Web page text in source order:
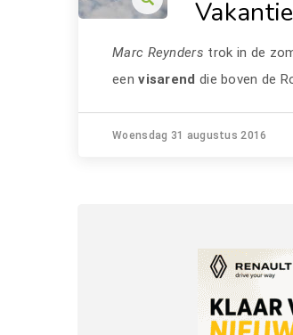
Marc Reynders trok in de
eenvisarend die boven de
Woensdag 31 augustus 2016